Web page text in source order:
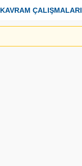
KAVRAM ÇALIŞMALARI